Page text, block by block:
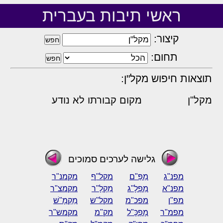
ראשי תיבות בעברית
קיצור:
תחום:
תוצאות חיפוש מקל"ן:
מקל"ן מקום קבורתו לא נודע
גלישה לערכים סמוכים
מפנ"ג מַפַּ"ם מקל"ף
מקמנ"ר
מפנ"א
מַפְלָ"ג מַקְלָ"ר
מקמצ"ר
מפ"ן
מפכ"מ מקל"ש
מַקְמָ"שׁ
מפמ"ר
מָפְכָּ"ל מק"מ
מקמש"ר